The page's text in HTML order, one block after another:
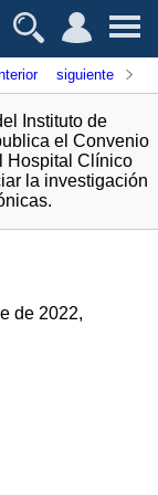
siguiente
Instituto de
el Convenio
Hospital Clínico
la investigación
de 2022,